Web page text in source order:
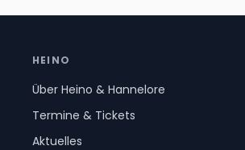
HEINO
Über Heino & Hannelore
Termine & Tickets
Aktuelles